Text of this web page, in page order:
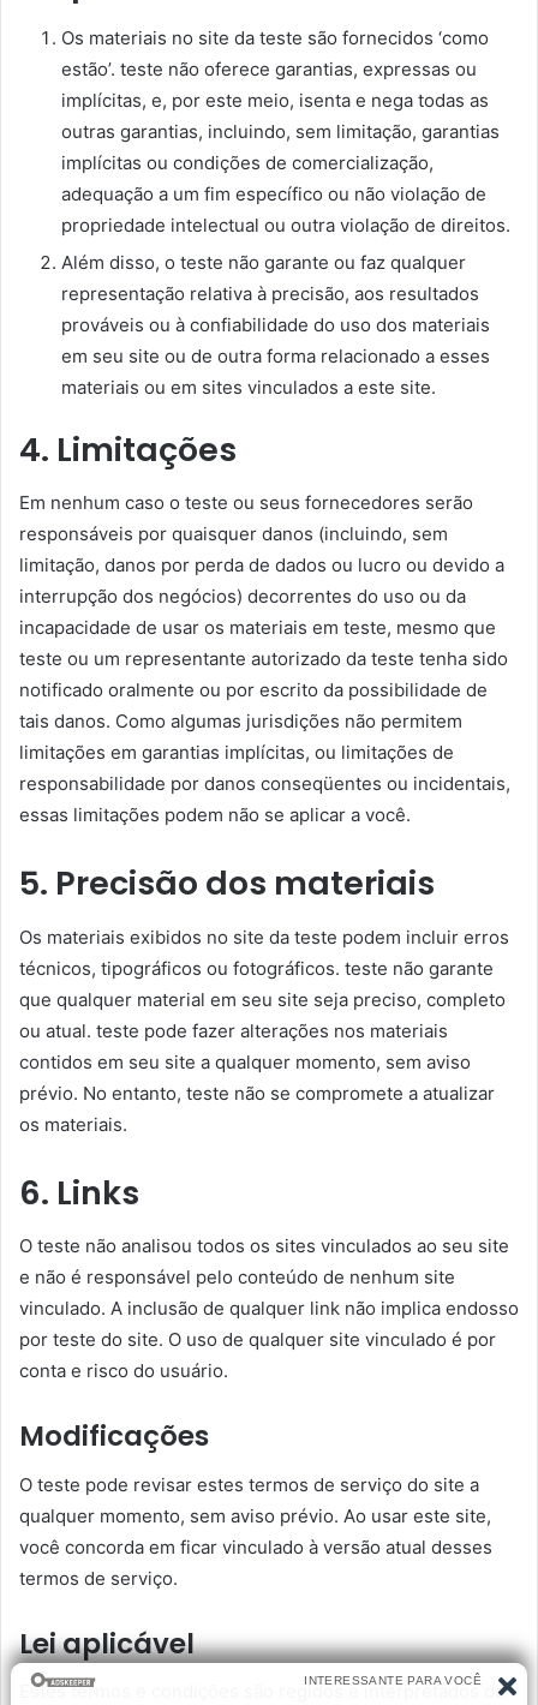
Os materiais no site da teste são fornecidos ‘como
estão’. teste não oferece garantias, expressas ou
implícitas, e, por este meio, isenta e nega todas as
outras garantias, incluindo, sem limitação, garantias
implícitas ou condições de comercialização,
adequação a um fim específico ou não violação de
propriedade intelectual ou outra violação de direitos.
Além disso, o teste não garante ou faz qualquer
representação relativa à precisão, aos resultados
prováveis ​​ou à confiabilidade do uso dos materiais
em seu site ou de outra forma relacionado a esses
materiais ou em sites vinculados a este site.
4. Limitações
Em nenhum caso o teste ou seus fornecedores serão
responsáveis ​​por quaisquer danos (incluindo, sem
limitação, danos por perda de dados ou lucro ou devido a
interrupção dos negócios) decorrentes do uso ou da
incapacidade de usar os materiais em teste, mesmo que
teste ou um representante autorizado da teste tenha sido
notificado oralmente ou por escrito da possibilidade de
tais danos. Como algumas jurisdições não permitem
limitações em garantias implícitas, ou limitações de
responsabilidade por danos conseqüentes ou incidentais,
essas limitações podem não se aplicar a você.
5. Precisão dos materiais
Os materiais exibidos no site da teste podem incluir erros
técnicos, tipográficos ou fotográficos. teste não garante
que qualquer material em seu site seja preciso, completo
ou atual. teste pode fazer alterações nos materiais
contidos em seu site a qualquer momento, sem aviso
prévio. No entanto, teste não se compromete a atualizar
os materiais.
6. Links
O teste não analisou todos os sites vinculados ao seu site
e não é responsável pelo conteúdo de nenhum site
vinculado. A inclusão de qualquer link não implica endosso
por teste do site. O uso de qualquer site vinculado é por
conta e risco do usuário.
Modificações
O teste pode revisar estes termos de serviço do site a
qualquer momento, sem aviso prévio. Ao usar este site,
você concorda em ficar vinculado à versão atual desses
termos de serviço.
Lei aplicável
Estes termos e condições são regidos e interpretados de